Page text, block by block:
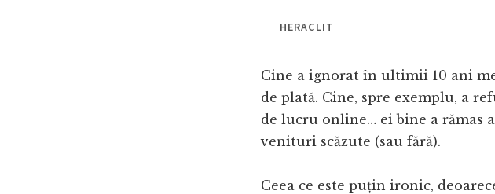
HERACLIT
Cine a ignorat în ultimii 10 ani
de plată. Cine, spre exemplu, a
de lucru online… ei bine a rămas
venituri scăzute (sau fără).
Ceea ce este puțin ironic,